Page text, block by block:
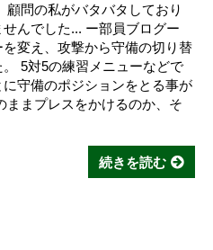
顧問の私がバタバタしており
んでした... ー部員ブログー
変え、攻撃から守備の切り替
5対5の練習メニューなどで
守備のポジションをとる事が
ままプレスをかけるのか、そ
続きを読む